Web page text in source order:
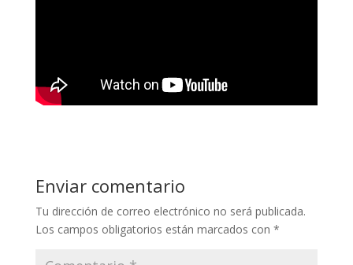
Enviar comentario
Tu dirección de correo electrónico no será publicada.
Los campos obligatorios están marcados con *